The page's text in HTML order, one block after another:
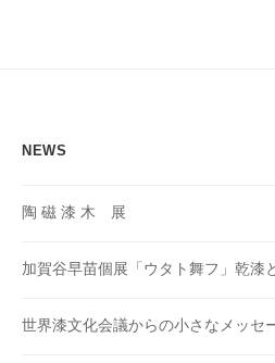
NEWS
陶 磁 漆 木 展
加賀谷早苗個展「ウタト舞フ」乾漆
世界漆文化会議からの小さなメッ